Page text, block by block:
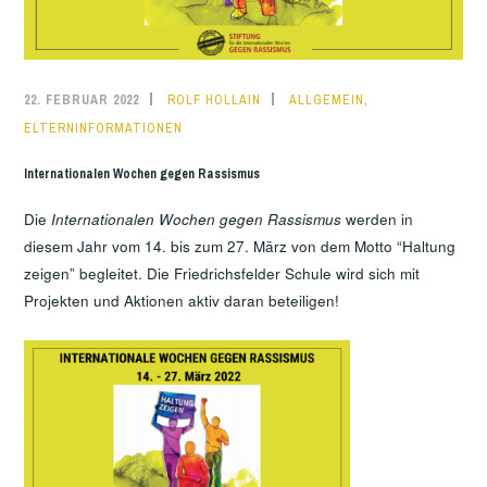
22. FEBRUAR 2022 ROLF HOLLAIN ALLGEMEIN,
ELTERNINFORMATIONEN
Internationalen Wochen gegen Rassismus
Die Internationalen Wochen gegen Rassismus werden in
diesem Jahr vom 14. bis zum 27. März von dem Motto “Haltung
zeigen” begleitet. Die Friedrichsfelder Schule wird sich mit
Projekten und Aktionen aktiv daran beteiligen!